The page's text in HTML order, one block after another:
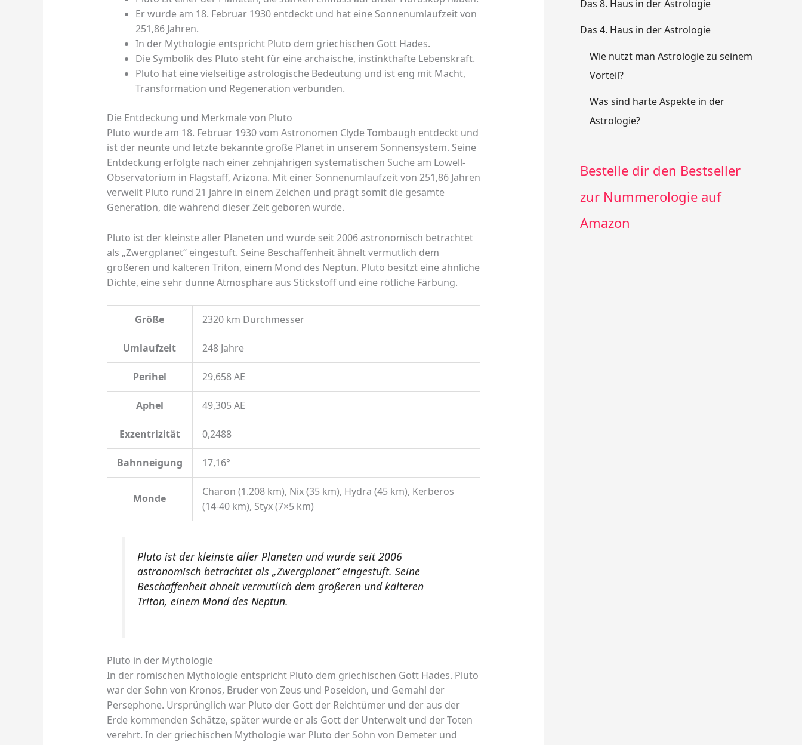
Er wurde am 18. Februar 1930 entdeckt und hat eine Sonnenumlaufzeit von
251,86 Jahren.
In der Mythologie entspricht Pluto dem griechischen Gott Hades.
Die Symbolik des Pluto steht für eine archaische, instinkthafte Lebenskraft.
Pluto hat eine vielseitige astrologische Bedeutung und ist eng mit Macht,
Transformation und Regeneration verbunden.
Die Entdeckung und Merkmale von Pluto
Pluto wurde am 18. Februar 1930 vom Astronomen Clyde Tombaugh entdeckt und
ist der neunte und letzte bekannte große Planet in unserem Sonnensystem. Seine
Entdeckung erfolgte nach einer zehnjährigen systematischen Suche am Lowell-
Observatorium in Flagstaff, Arizona. Mit einer Sonnenumlaufzeit von 251,86 Jahren
verweilt Pluto rund 21 Jahre in einem Zeichen und prägt somit die gesamte
Generation, die während dieser Zeit geboren wurde.
Pluto ist der kleinste aller Planeten und wurde seit 2006 astronomisch betrachtet
als „Zwergplanet“ eingestuft. Seine Beschaffenheit ähnelt vermutlich dem
größeren und kälteren Triton, einem Mond des Neptun. Pluto besitzt eine ähnliche
Dichte, eine sehr dünne Atmosphäre aus Stickstoff und eine rötliche Färbung.
Größe 2320 km Durchmesser
Umlaufzeit 248 Jahre
Perihel 29,658 AE
Aphel 49,305 AE
Exzentrizität 0,2488
Bahnneigung 17,16°
Monde
Charon (1.208 km), Nix (35 km), Hydra (45 km), Kerberos
(14-40 km), Styx (7×5 km)
Pluto ist der kleinste aller Planeten und wurde seit 2006
astronomisch betrachtet als „Zwergplanet“ eingestuft. Seine
Beschaffenheit ähnelt vermutlich dem größeren und kälteren
Triton, einem Mond des Neptun.
Pluto in der Mythologie
In der römischen Mythologie entspricht Pluto dem griechischen Gott Hades. Pluto
war der Sohn von Kronos, Bruder von Zeus und Poseidon, und Gemahl der
Persephone. Ursprünglich war Pluto der Gott der Reichtümer und der aus der
Erde kommenden Schätze, später wurde er als Gott der Unterwelt und der Toten
verehrt. In der griechischen Mythologie war Pluto der Sohn von Demeter und
Das 8. Haus in der Astrologie
Das 4. Haus in der Astrologie
Wie nutzt man Astrologie zu seinem
Vorteil?
Was sind harte Aspekte in der
Astrologie?
Bestelle dir den Bestseller
zur Nummerologie auf
Amazon